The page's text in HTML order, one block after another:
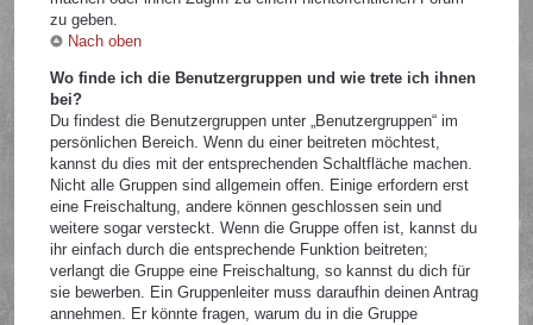
zu geben.
Nach oben
Wo finde ich die Benutzergruppen und wie trete ich ihnen
bei?
Du findest die Benutzergruppen unter „Benutzergruppen“ im
persönlichen Bereich. Wenn du einer beitreten möchtest,
kannst du dies mit der entsprechenden Schaltfläche machen.
Nicht alle Gruppen sind allgemein offen. Einige erfordern erst
eine Freischaltung, andere können geschlossen sein und
weitere sogar versteckt. Wenn die Gruppe offen ist, kannst du
ihr einfach durch die entsprechende Funktion beitreten;
verlangt die Gruppe eine Freischaltung, so kannst du dich für
sie bewerben. Ein Gruppenleiter muss daraufhin deinen Antrag
annehmen. Er könnte fragen, warum du in die Gruppe